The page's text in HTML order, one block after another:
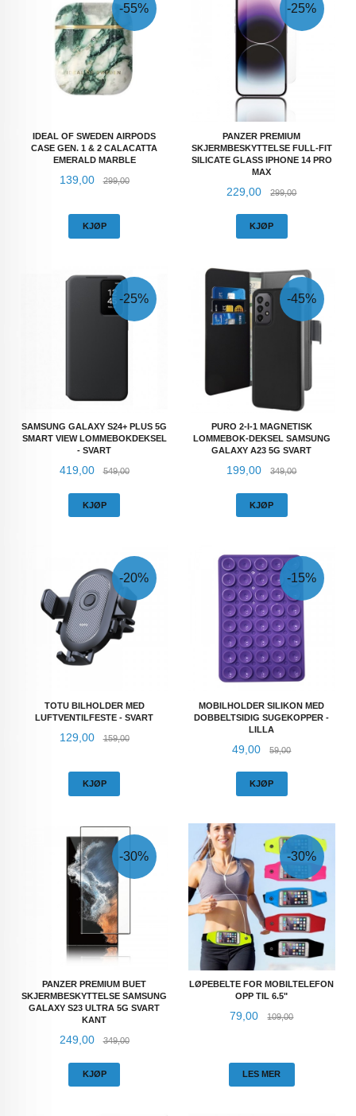
IDEAL OF SWEDEN AIRPODS
CASE GEN. 1 & 2 CALACATTA
EMERALD MARBLE
Tilbud
139,00 299,00Rabatt
-55%
KJØP
PANZER PREMIUM
SKJERMBESKYTTELSE FULL-FIT
SILICATE GLASS IPHONE 14 PRO
MAX
Tilbud
229,00 299,00Rabatt
-25%
KJØP
SAMSUNG GALAXY S24+ PLUS 5G
SMART VIEW LOMMEBOKDEKSEL
- SVART
Tilbud
419,00 549,00Rabatt
-25%
KJØP
PURO 2-I-1 MAGNETISK
LOMMEBOK-DEKSEL SAMSUNG
GALAXY A23 5G SVART
Tilbud
199,00 349,00Rabatt
-45%
KJØP
TOTU BILHOLDER MED
LUFTVENTILFESTE - SVART
Tilbud
129,00 159,00Rabatt
-20%
KJØP
MOBILHOLDER SILIKON MED
DOBBELTSIDIG SUGEKOPPER -
LILLA
Tilbud
49,00 59,00Rabatt
-15%
KJØP
PANZER PREMIUM BUET
SKJERMBESKYTTELSE SAMSUNG
GALAXY S23 ULTRA 5G SVART
KANT
Tilbud
249,00 349,00Rabatt
-30%
KJØP
LØPEBELTE FOR MOBILTELEFON
OPP TIL 6.5"
Tilbud
79,00 109,00Rabatt
-30%
LES MER